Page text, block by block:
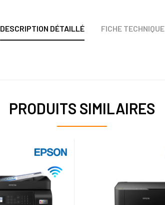
DESCRIPTION DÉTAILLÉ FICHE TECHNIQUE
PRODUITS SIMILAIRES